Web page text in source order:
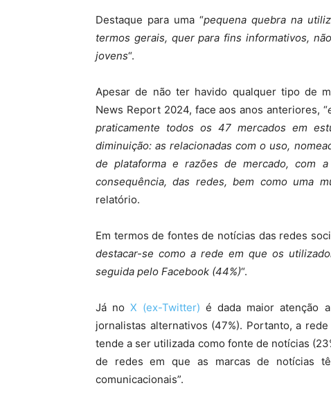
Destaque para uma “pequena quebra na
termos gerais, quer para fins informativos,
jovens“.
Apesar de não ter havido qualquer tipo de
News Report 2024, face aos anos anteriores, “
praticamente todos os 47 mercados em
diminuição: as relacionadas com o uso,
de plataforma e razões de mercado, com
consequência, das redes, bem como uma
relatório.
Em termos de fontes de notícias das redes
destacar-se como a rede em que os
seguida pelo Facebook (44%)“.
Já noX (ex-Twitter) é dada maior atenção
jornalistas alternativos (47%). Portanto, a
tende a ser utilizada como fonte de notícias
de redes em que as marcas de notícias
comunicacionais”.